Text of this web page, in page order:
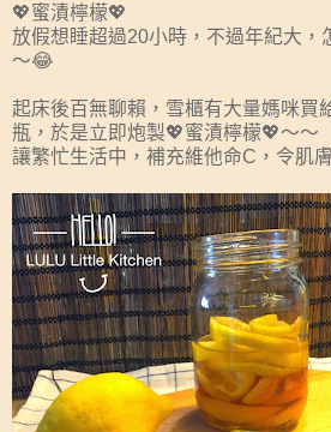
💖蜜漬檸檬💖
放假想睡超過20小時，不過年紀大，
～😂
起床後百無聊賴，雪櫃有大量媽咪買
瓶，於是立即炮製💖蜜漬檸檬💖～～
讓繁忙生活中，補充維他命C，令肌